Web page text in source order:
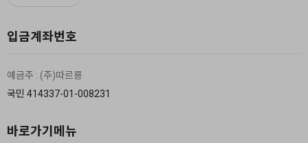
입금계좌번호
예금주 : (주)따르릉
국민 414337-01-008231
바로가기메뉴